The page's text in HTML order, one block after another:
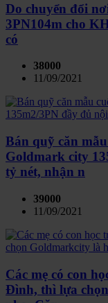
Do chuyển đổi
3PN104m cho
có
38000
11/09/2021
Bán quỹ căn
Goldmark city
tỷ nét, nhận n
39000
11/09/2021
Các mẹ có con
Đình, thì lựa